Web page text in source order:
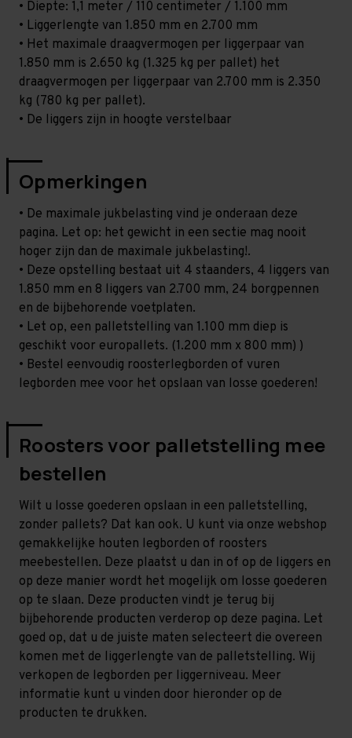
• Diepte: 1,1 meter / 110 centimeter / 1.100 mm
• Liggerlengte van 1.850 mm en 2.700 mm
• Het maximale draagvermogen per liggerpaar van
1.850 mm is 2.650 kg (1.325 kg per pallet) het
draagvermogen per liggerpaar van 2.700 mm is 2.350
kg (780 kg per pallet).
• De liggers zijn in hoogte verstelbaar
Opmerkingen
• De maximale jukbelasting vind je onderaan deze
pagina. Let op: het gewicht in een sectie mag nooit
hoger zijn dan de maximale jukbelasting!.
• Deze opstelling bestaat uit 4 staanders, 4 liggers van
1.850 mm en 8 liggers van 2.700 mm, 24 borgpennen
en de bijbehorende voetplaten.
• Let op, een palletstelling van 1.100 mm diep is
geschikt voor europallets. (1.200 mm x 800 mm) )
• Bestel eenvoudig roosterlegborden of vuren
legborden mee voor het opslaan van losse goederen!
Roosters voor palletstelling mee
bestellen
Wilt u losse goederen opslaan in een palletstelling,
zonder pallets? Dat kan ook. U kunt via onze webshop
gemakkelijke houten legborden of roosters
meebestellen. Deze plaatst u dan in of op de liggers en
op deze manier wordt het mogelijk om losse goederen
op te slaan. Deze producten vindt je terug bij
bijbehorende producten verderop op deze pagina. Let
goed op, dat u de juiste maten selecteert die overeen
komen met de liggerlengte van de palletstelling. Wij
verkopen de legborden per liggerniveau. Meer
informatie kunt u vinden door hieronder op de
producten te drukken.